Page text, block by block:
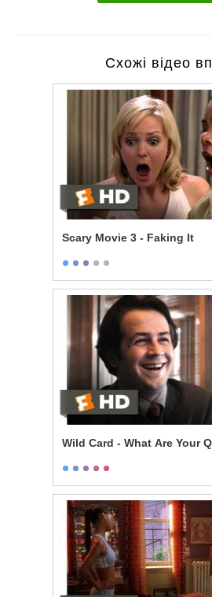
Схожі відео
Scary Movie 3 - Faking It
Wild Card - What Are Your